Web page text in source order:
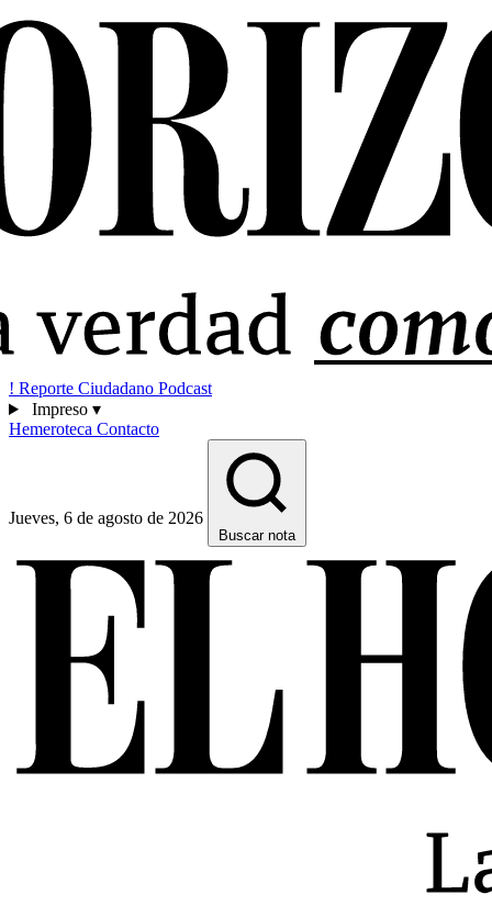
! Reporte Ciudadano Podcast
Impreso ▾
Hemeroteca Contacto
Jueves, 6 de agosto de 2026
Buscar nota